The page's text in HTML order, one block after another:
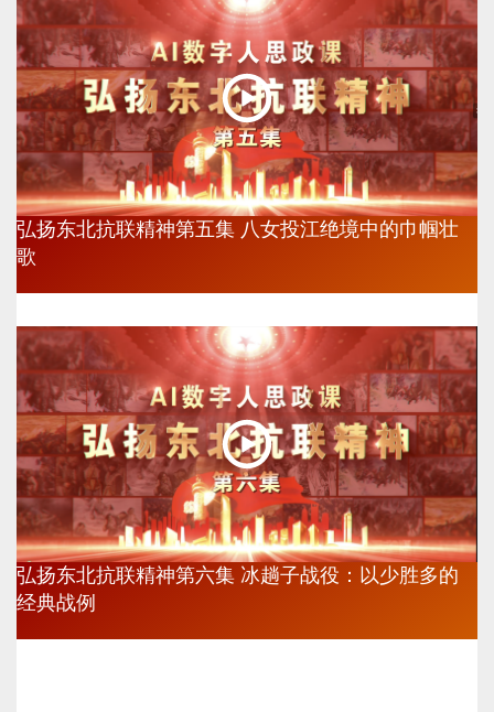
弘扬东北抗联精神第五集 八女投江绝境中的巾帼壮
歌
弘扬东北抗联精神第六集 冰趟子战役：以少胜多的
经典战例